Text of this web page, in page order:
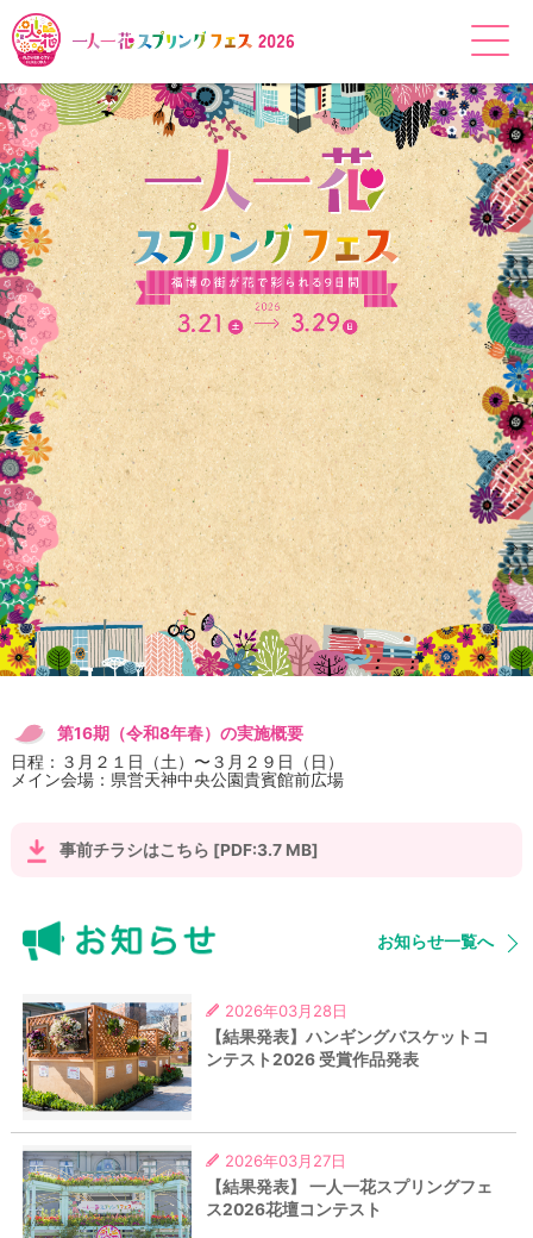
第16期（令和8年春）の実施概要
日程：３月２１日（土）〜３月２９日（日）
メイン会場：県営天神中央公園貴賓館前広場
事前チラシはこちら [PDF:3.7 MB]
お知らせ一覧へ
2026年03月28日
【結果発表】ハンギングバスケットコ
ンテスト2026 受賞作品発表
2026年03月27日
【結果発表】 一人一花スプリングフェ
ス2026花壇コンテスト